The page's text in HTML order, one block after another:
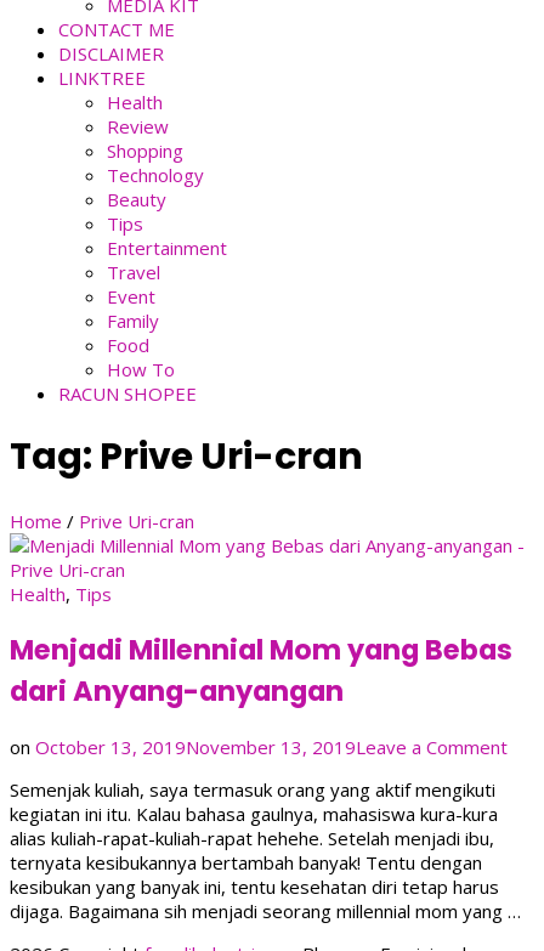
MEDIA KIT
CONTACT ME
DISCLAIMER
LINKTREE
Health
Review
Shopping
Technology
Beauty
Tips
Entertainment
Travel
Event
Family
Food
How To
RACUN SHOPEE
Tag: Prive Uri-cran
Home / Prive Uri-cran
Health, Tips
Menjadi Millennial Mom yang Bebas
dari Anyang-anyangan
on October 13, 2019November 13, 2019Leave a Commenton
Semenjak kuliah, saya termasuk orang yang aktif mengikuti
kegiatan ini itu. Kalau bahasa gaulnya, mahasiswa kura-kura
alias kuliah-rapat-kuliah-rapat hehehe. Setelah menjadi ibu,
ternyata kesibukannya bertambah banyak! Tentu dengan
kesibukan yang banyak ini, tentu kesehatan diri tetap harus
dijaga. Bagaimana sih menjadi seorang millennial mom yang …